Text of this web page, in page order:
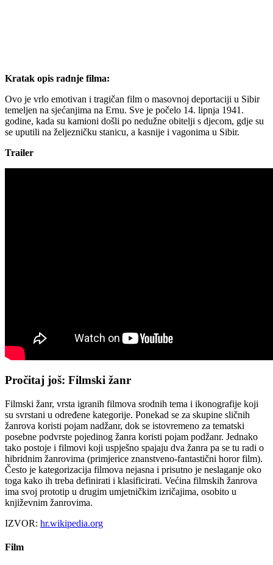
Kratak opis radnje filma:
Ovo je vrlo emotivan i tragičan film o masovnoj deportaciji u Sibir
temeljen na sjećanjima na Ernu. Sve je počelo 14. lipnja 1941.
godine, kada su kamioni došli po nedužne obitelji s djecom, gdje su
se uputili na željezničku stanicu, a kasnije i vagonima u Sibir.
Trailer
Pročitaj još: Filmski žanr
Filmski žanr, vrsta igranih filmova srodnih tema i ikonografije koji
su svrstani u određene kategorije. Ponekad se za skupine sličnih
žanrova koristi pojam nadžanr, dok se istovremeno za tematski
posebne podvrste pojedinog žanra koristi pojam podžanr. Jednako
tako postoje i filmovi koji uspješno spajaju dva žanra pa se tu radi o
hibridnim žanrovima (primjerice znanstveno-fantastični horor film).
Često je kategorizacija filmova nejasna i prisutno je neslaganje oko
toga kako ih treba definirati i klasificirati. Većina filmskih žanrova
ima svoj prototip u drugim umjetničkim izričajima, osobito u
književnim žanrovima.
IZVOR: hr.wikipedia.org
Film